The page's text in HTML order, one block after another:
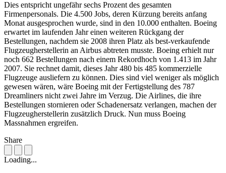
Dies entspricht ungefähr sechs Prozent des gesamten
Firmenpersonals. Die 4.500 Jobs, deren Kürzung bereits anfang
Monat ausgesprochen wurde, sind in den 10.000 enthalten. Boeing
erwartet im laufenden Jahr einen weiteren Rückgang der
Bestellungen, nachdem sie 2008 ihren Platz als best-verkaufende
Flugzeugherstellerin an Airbus abtreten musste. Boeing erhielt nur
noch 662 Bestellungen nach einem Rekordhoch von 1.413 im Jahr
2007. Sie rechnet damit, dieses Jahr 480 bis 485 kommerzielle
Flugzeuge ausliefern zu können. Dies sind viel weniger als möglich
gewesen wären, wäre Boeing mit der Fertigstellung des 787
Dreamliners nicht zwei Jahre im Verzug. Die Airlines, die ihre
Bestellungen stornieren oder Schadenersatz verlangen, machen der
Flugzeugherstellerin zusätzlich Druck. Nun muss Boeing
Massnahmen ergreifen.
Share
Loading...